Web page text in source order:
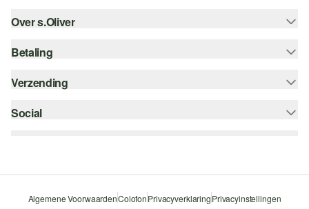
Help - FAQ
Top categorieën
Over s.Oliver
Nieuwsbrief
Duurzaamheid
Storefinder
Betaling
Koop op rekening
Bancontact
Beveiligde SSL-Verbinding
Verzending
bpost
Social
Algemene VoorwaardenColofonPrivacyverklaringPrivacyinstellingen